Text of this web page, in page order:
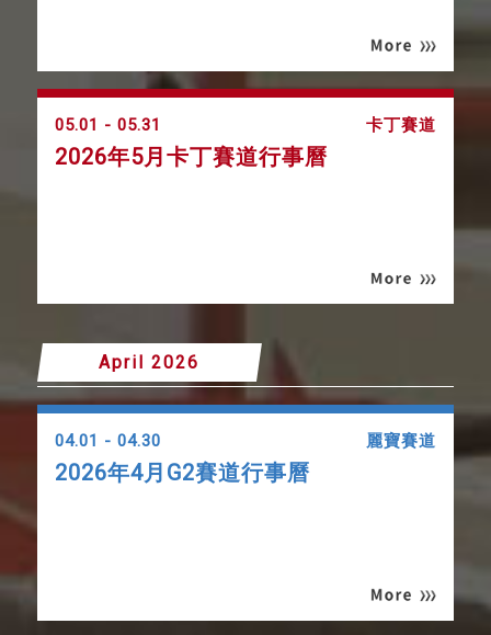
05.01 - 05.31 卡丁賽道
2026年5月卡丁賽道行事曆
April 2026
04.01 - 04.30 麗寶賽道
2026年4月G2賽道行事曆